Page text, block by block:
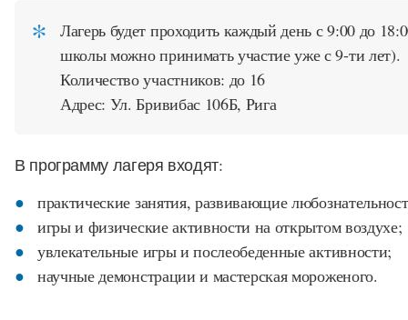
Лагерь будет проходить каждый день с 9:00 до
школы можно принимать участие уже с 9-ти лет).
Количество участников: до 16
Адрес: Ул. Бривибас 106Б, Рига
В программу лагеря входят:
практические занятия, развивающие
игры и физические активности на открытом воздухе;
увлекательные игры и послеобеденные активности;
научные демонстрации и мастерская мороженого.